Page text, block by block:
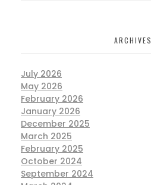
ARCHIVES
July 2026
May 2026
February 2026
January 2026
December 2025
March 2025
February 2025
October 2024
September 2024